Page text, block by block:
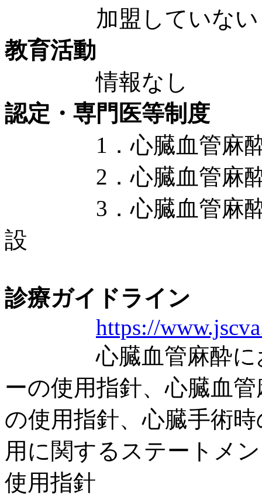
加盟していない
教育活動
情報なし
認定・専門医等制度
1．心臓血管麻酔
2．心臓血管麻酔学
3．心臓血管麻酔
設
診療ガイドライン
https://
心臓血管麻酔にお
ーの使用指針、心臓血
の使用指針、心臓手術
用に関するステートメ
使用指針